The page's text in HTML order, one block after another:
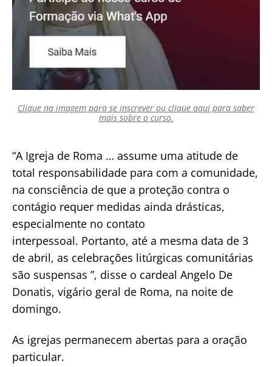
Clique na imagem para se inscrever ou clique aqui para saber
mais sobre o curso.
“A Igreja de Roma … assume uma atitude de
total responsabilidade para com a comunidade,
na consciência de que a proteção contra o
contágio requer medidas ainda drásticas,
especialmente no contato
interpessoal. Portanto, até a mesma data de 3
de abril, as celebrações litúrgicas comunitárias
são suspensas ”, disse o cardeal Angelo De
Donatis, vigário geral de Roma, na noite de
domingo.
As igrejas permanecem abertas para a oração
particular.